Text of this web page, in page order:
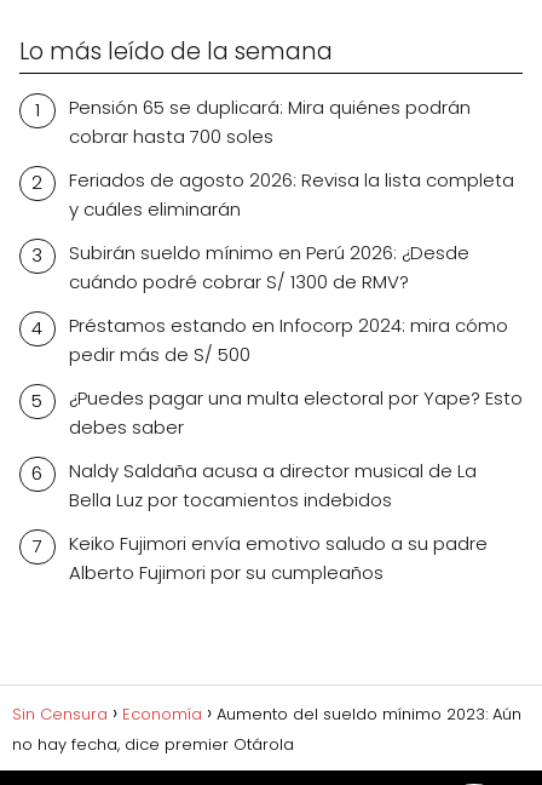
Lo más leído de la semana
Pensión 65 se duplicará: Mira quiénes podrán
cobrar hasta 700 soles
Feriados de agosto 2026: Revisa la lista completa
y cuáles eliminarán
Subirán sueldo mínimo en Perú 2026: ¿Desde
cuándo podré cobrar S/ 1300 de RMV?
Préstamos estando en Infocorp 2024: mira cómo
pedir más de S/ 500
¿Puedes pagar una multa electoral por Yape? Esto
debes saber
Naldy Saldaña acusa a director musical de La
Bella Luz por tocamientos indebidos
Keiko Fujimori envía emotivo saludo a su padre
Alberto Fujimori por su cumpleaños
Sin Censura Economía
Aumento del sueldo mínimo 2023: Aún
no hay fecha, dice premier Otárola